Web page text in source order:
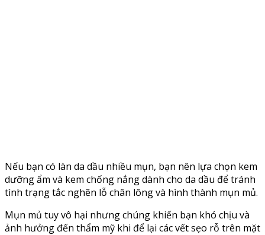
Nếu bạn có làn da dầu nhiều mụn, bạn nên lựa chọn kem
dưỡng ẩm và kem chống nắng dành cho da dầu để tránh
tình trạng tắc nghẽn lỗ chân lông và hình thành mụn mủ.
Mụn mủ tuy vô hại nhưng chúng khiến bạn khó chịu và
ảnh hưởng đến thẩm mỹ khi để lại các vết sẹo rỗ trên mặt